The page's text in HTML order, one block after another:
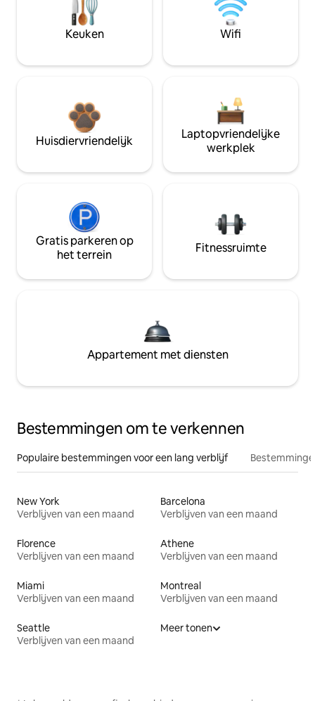
Keuken Wifi
Huisdiervriendelijk
Laptopvriendelijke
werkplek
Gratis parkeren op
het terrein
Fitnessruimte
Appartement met diensten
Bestemmingen om te verkennen
Populaire bestemmingen voor een lang verblijf
New York
Verblijven van een maand
Barcelona
Verblijven van een maand
Florence
Verblijven van een maand
Athene
Verblijven van een maand
Miami
Verblijven van een maand
Montreal
Verblijven van een maand
Seattle
Verblijven van een maand
Meer tonen